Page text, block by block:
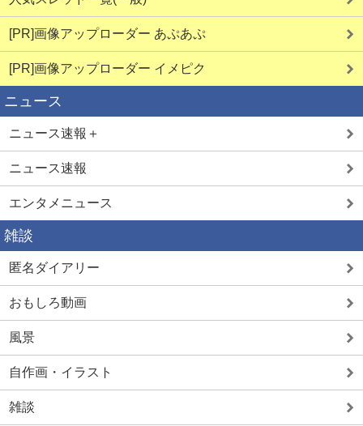
詳しく見る
見せ合い希望
最強Hアプリ
[PR]画像アップローダー あぷあぷ
[PR]画像アップローダー イメピク
ニュース
ニュース速報＋
ニュース速報
エンタメニュース
雑談
匿名ダイアリー
おもしろ動画
風景
自作画・イラスト
雑談